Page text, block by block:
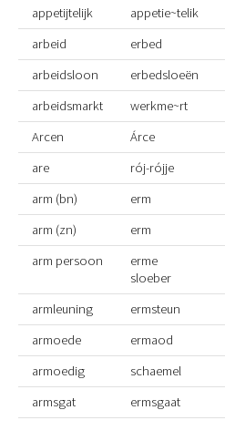
appetijtelijk
appetie~telik
arbeid
erbed
arbeidsloon
erbedsloeën
arbeidsmarkt
werkme~rt
Arcen
Árce
are
rój-rójje
arm (bn)
erm
arm (zn)
erm
arm persoon
erme
sloeber
armleuning ermsteun
armoede
ermaod
armoedig
schaemel
armsgat
ermsgaat